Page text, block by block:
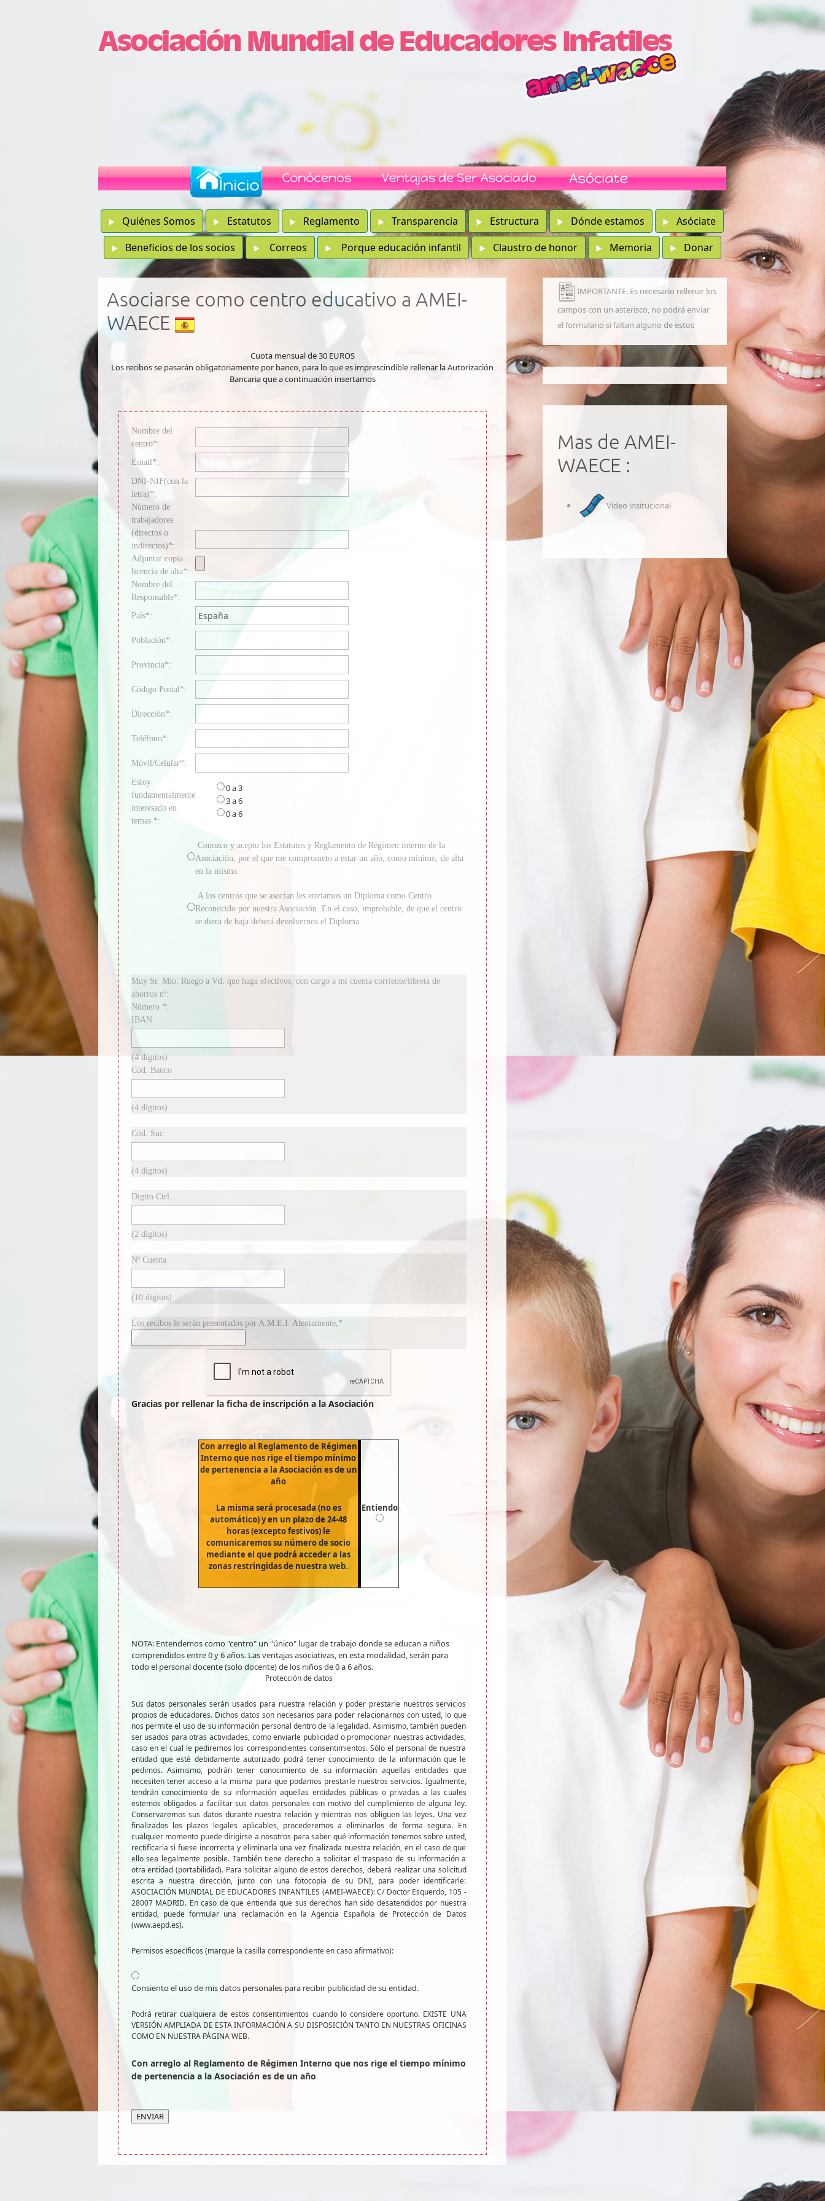
Quiénes Somos Estatutos Reglamento Transparencia Estructura Dónde estamos
Asóciate
Beneficios de los socios
Correos Porque educación infantil Claustro de honor Memoria Donar
Asociarse como centro educativo a AMEI-
WAECE
Cuota mensual de 30 EUROS
Los recibos se pasarán obligatoriamente por banco, para lo que es imprescindible rellenar la Autorización
Bancaria que a continuación insertamos
Nombre del
centro*:
Email*:
DNI-NIF(con la
letra)*:
Número de
trabajadores
(directos o
indirectos)*:
Adjuntar copia
licencia de alta*:
Nombre del
Responsable*:
País*:
Población*:
Provincia*:
Código Postal*:
Dirección*:
Teléfono*:
Móvil/Celular*:
Estoy
fundamentalmente
interesado en
temas *:
0 a 3
3 a 6
0 a 6
Conozco y acepto los Estatutos y Reglamento de Régimen interno de la
Asociación, por el que me comprometo a estar un año, como mínimo, de alta
en la misma
A los centros que se asocian les enviamos un Diploma como Centro
Reconocido por nuestra Asociación. En el caso, improbable, de que el centro
se diera de baja deberá devolvernos el Diploma
Muy Sr. Mío: Ruego a Vd. que haga efectivos, con cargo a mi cuenta corriente/libreta de
ahorros nº:
Número *:
IBAN
(4 dígitos)
Cód. Banco
(4 dígitos)
Cód. Suc
(4 dígitos)
Digito Ctrl.
(2 dígitos)
Nº Cuenta
(10 dígitos)
Los recibos le serán presentados por A.M.E.I. Atentamente,*
Gracias por rellenar la ficha de inscripción a la Asociación
Con arreglo al Reglamento de Régimen
Interno que nos rige el tiempo mínimo
de pertenencia a la Asociación es de un
año
La misma será procesada (no es
automático) y en un plazo de 24-48
horas (excepto festivos) le
comunicaremos su número de socio
mediante el que podrá acceder a las
zonas restringidas de nuestra web.
Entiendo
NOTA: Entendemos como "centro" un "único" lugar de trabajo donde se educan a niños
comprendidos entre 0 y 6 años. Las ventajas asociativas, en esta modalidad, serán para
todo el personal docente (solo docente) de los niños de 0 a 6 años.
Protección de datos
Sus datos personales serán usados para nuestra relación y poder prestarle nuestros servicios
propios de educadores. Dichos datos son necesarios para poder relacionarnos con usted, lo que
nos permite el uso de su información personal dentro de la legalidad. Asimismo, también pueden
ser usados para otras actividades, como enviarle publicidad o promocionar nuestras actividades,
caso en el cual le pediremos los correspondientes consentimientos. Sólo el personal de nuestra
entidad que esté debidamente autorizado podrá tener conocimiento de la información que le
pedimos. Asimismo, podrán tener conocimiento de su información aquellas entidades que
necesiten tener acceso a la misma para que podamos prestarle nuestros servicios. Igualmente,
tendrán conocimiento de su información aquellas entidades públicas o privadas a las cuales
estemos obligados a facilitar sus datos personales con motivo del cumplimiento de alguna ley.
Conservaremos sus datos durante nuestra relación y mientras nos obliguen las leyes. Una vez
finalizados los plazos legales aplicables, procederemos a eliminarlos de forma segura. En
cualquier momento puede dirigirse a nosotros para saber qué información tenemos sobre usted,
rectificarla si fuese incorrecta y eliminarla una vez finalizada nuestra relación, en el caso de que
ello sea legalmente posible. También tiene derecho a solicitar el traspaso de su información a
otra entidad (portabilidad). Para solicitar alguno de estos derechos, deberá realizar una solicitud
escrita a nuestra dirección, junto con una fotocopia de su DNI, para poder identificarle:
ASOCIACIÓN MUNDIAL DE EDUCADORES INFANTILES (AMEI-WAECE): C/ Doctor Esquerdo, 105 -
28007 MADRID. En caso de que entienda que sus derechos han sido desatendidos por nuestra
entidad, puede formular una reclamación en la Agencia Española de Protección de Datos
(www.aepd.es).
Permisos específicos (marque la casilla correspondiente en caso afirmativo):
Consiento el uso de mis datos personales para recibir publicidad de su entidad.
Podrá retirar cualquiera de estos consentimientos cuando lo considere oportuno. EXISTE UNA
VERSIÓN AMPLIADA DE ESTA INFORMACIÓN A SU DISPOSICIÓN TANTO EN NUESTRAS OFICINAS
COMO EN NUESTRA PÁGINA WEB.
Con arreglo al Reglamento de Régimen Interno que nos rige el tiempo mínimo
de pertenencia a la Asociación es de un año
IMPORTANTE: Es necesario rellenar los
campos con un asterisco, no podrá enviar
el formulario si faltan alguno de estos
Mas de AMEI-
WAECE :
Video insitucional